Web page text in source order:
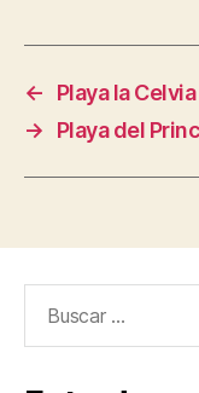
←
Playa la Celvia
→
Playa del